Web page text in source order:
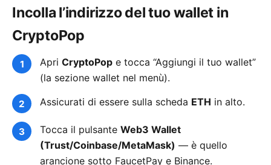
Incolla l’indirizzo del tuo wallet in
CryptoPop
Apri CryptoPop e tocca “Aggiungi il tuo wallet”
(la sezione wallet nel menù).
Assicurati di essere sulla scheda ETH in alto.
Tocca il pulsante Web3 Wallet
(Trust/Coinbase/MetaMask) — è quello
arancione sotto FaucetPay e Binance.